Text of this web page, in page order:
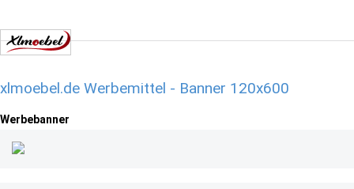
xlmoebel.de Werbemittel - Banner 120x600
Werbebanner